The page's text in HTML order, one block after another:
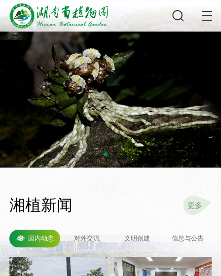
湘植新闻 更多
园内动态 对外交流 文明创建 信息与公告